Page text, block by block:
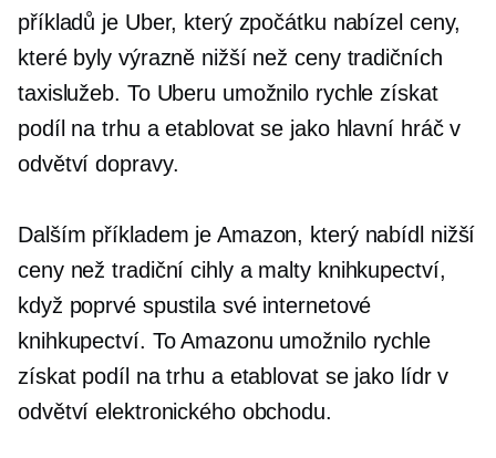
příkladů je Uber, který zpočátku nabízel ceny,
které byly výrazně nižší než ceny tradičních
taxislužeb. To Uberu umožnilo rychle získat
podíl na trhu a etablovat se jako hlavní hráč v
odvětví dopravy.
Dalším příkladem je Amazon, který nabídl nižší
ceny než tradičnícihly a maltyknihkupectví,
když poprvé spustila své internetové
knihkupectví. To Amazonu umožnilo rychle
získat podíl na trhu a etablovat se jako lídr v
odvětví elektronického obchodu.